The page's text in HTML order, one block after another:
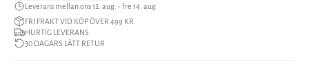
Leverans mellan ons 12. aug. - fre 14. aug.
FRI FRAKT VID KÖP ÖVER 499 KR.
HURTIG LEVERANS
30 DAGARS LÄTT RETUR